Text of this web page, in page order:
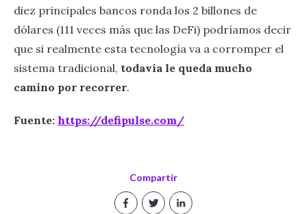
Compartir
diez principales bancos ronda los 2 billones de
dólares (111 veces más que las DeFi) podríamos decir
que si realmente esta tecnología va a corromper el
sistema tradicional, todavía le queda mucho
camino por recorrer.
Fuente: https://defipulse.com/